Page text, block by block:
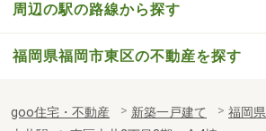
周辺の駅の路線から探す
福岡県福岡市東区の不動産を探す
goo住宅・不動産 新築一戸建て 福岡県